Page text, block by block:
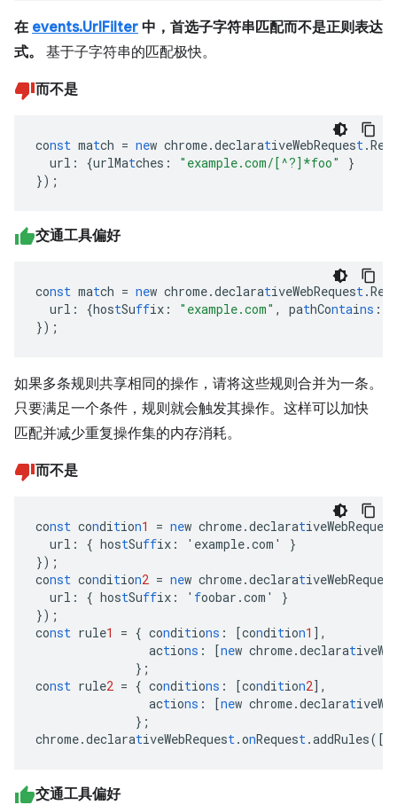
在 events.UrlFilter 中，首选子字符串匹配而不是正则表达
式。
基于子字符串的匹配极快。
而不是
const match = new chrome.declarativeWebRequest
url : {urlMatches : "example.com/[^?]*foo"
}
});
交通工具偏好
const match = new chrome.declarativeWebRequest
url : {hostSuffix : "example.com" , pathContains :
});
如果多条规则共享相同的操作，请将这些规则合并为一条。
只要满足一个条件，规则就会触发其操作。这样可以加快
匹配并减少重复操作集的内存消耗。
而不是
const condition1 = new chrome.declarativeWebReques
url : { hostSuffix : 'example.com'
}
});
const condition2 = new chrome.declarativeWebReques
url : { hostSuffix : ' foobar.com'
}
});
const rule1 = { conditions : [condition1 ],
actions : [new chrome.declarat
} ;
const rule2 = { conditions : [condition2],
actions : [new chrome.declarat
} ;
chrome.declarativeWebRequest .onRequest .addRules( [
交通工具偏好